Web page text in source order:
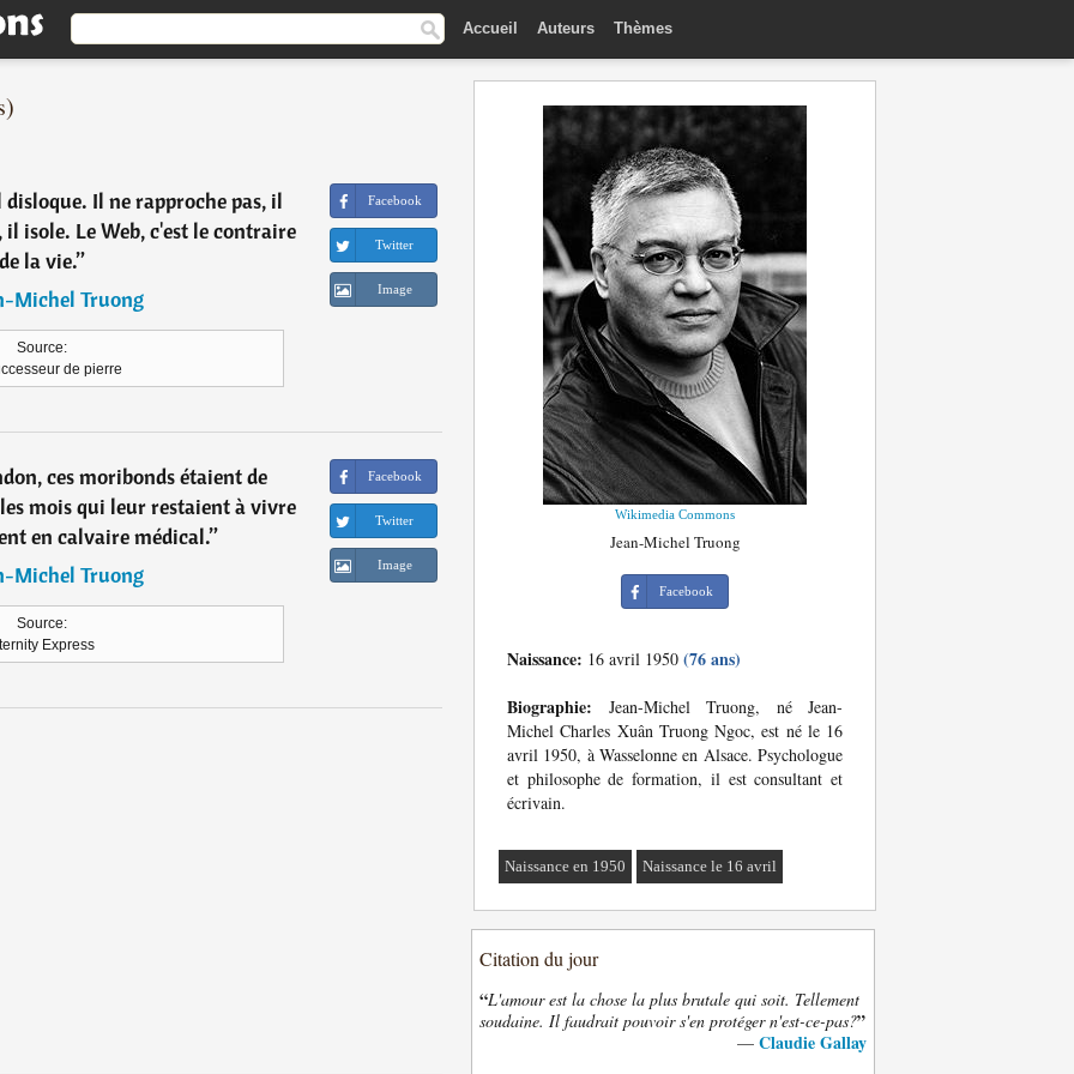
Accueil Auteurs Thèmes
disloque. Il ne rapproche pas, il
isole. Le Web, c'est le contraire
de la vie.”
Michel Truong
Source:
de pierre
Facebook
Twitter
Image
ces moribonds étaient de
mois qui leur restaient à vivre
en calvaire médical.”
Michel Truong
Source:
Express
Facebook
Twitter
Image
Wikimedia Commons
Jean-Michel Truong
Facebook
Naissance: 16 avril 1950 (76 ans)
Biographie: Jean-Michel Truong, né Jean-
Michel Charles Xuân Truong Ngoc, est né le 16
avril 1950, à Wasselonne en Alsace. Psychologue
et philosophe de formation, il est consultant et
écrivain.
Naissance en 1950 Naissance le 16 avril
Citation du jour
“L'amour est la chose la plus brutale qui soit. Tellement
soudaine. Il faudrait pouvoir s'en protéger n'est-ce-pas?”
— Claudie Gallay